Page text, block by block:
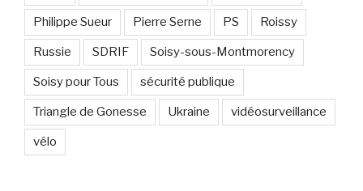
Philippe Sueur Pierre Serne PS Roissy
Russie SDRIF Soisy-sous-Montmorency
Soisy pour Tous sécurité publique
Triangle de Gonesse Ukraine vidéosurveillance
vélo